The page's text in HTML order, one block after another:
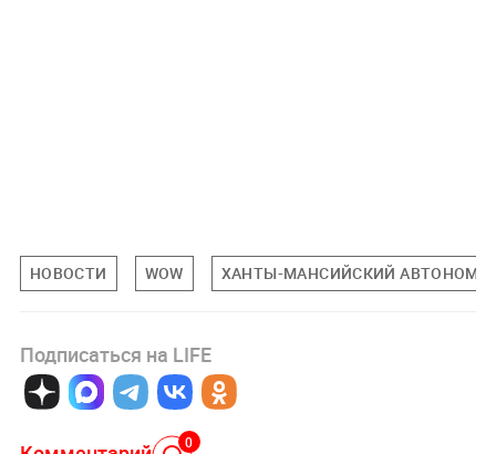
НОВОСТИ WOW ХАНТЫ-МАНСИЙСКИЙ
Подписаться на LIFE
0